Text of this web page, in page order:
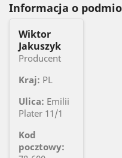
Informacja o
Wiktor
Jakuszyk
Producent
Kraj: PL
Ulica: Emilii
Plater 11/1
Kod
pocztowy: